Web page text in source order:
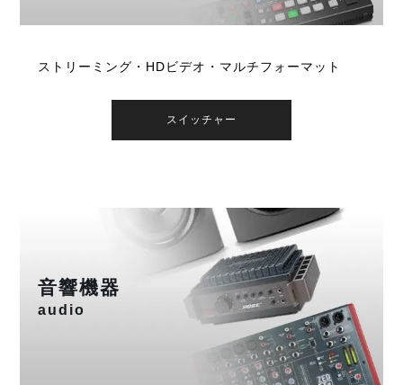
ストリーミング・HDビデオ・マルチフォーマット
スイッチャー
音響機器
audio